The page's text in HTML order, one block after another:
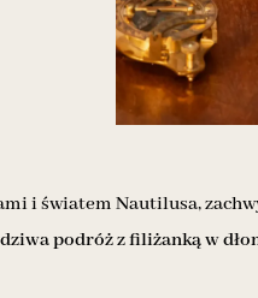
i światem Nautilusa,
podróż z filiżanką w